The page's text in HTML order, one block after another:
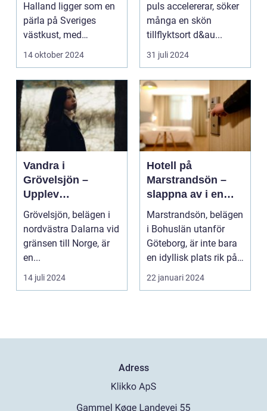
Halland ligger som en
pärla på Sveriges
västkust, med
fantastis...
14 oktober 2024
puls accelererar, söker
många en skön
tillflyktsort d&au...
31 juli 2024
Vandra i
Grövelsjön –
Upplev
spektakulär natur
och
vildmarksupplevel
ser på nära håll
Grövelsjön, belägen i
nordvästra Dalarna vid
gränsen till Norge, är
en...
14 juli 2024
Hotell på
Marstrandsön –
slappna av i en
oas vid havet
Marstrandsön, belägen
i Bohuslän utanför
Göteborg, är inte bara
en idyllisk plats rik på
historia oc...
22 januari 2024
Adress